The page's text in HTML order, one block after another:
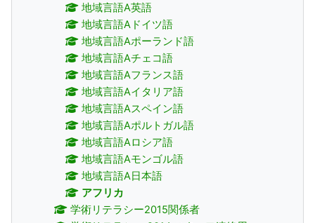
地域言語A英語
地域言語Aドイツ語
地域言語Aポーランド語
地域言語Aチェコ語
地域言語Aフランス語
地域言語Aイタリア語
地域言語Aスペイン語
地域言語Aポルトガル語
地域言語Aロシア語
地域言語Aモンゴル語
地域言語A日本語
アフリカ
学術リテラシー2015関係者